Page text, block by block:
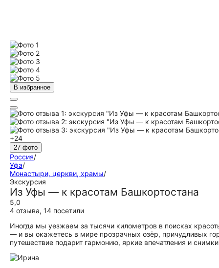
В избранное
+24
27 фото
Россия/
Уфа/
Монастыри, церкви, храмы/
Экскурсия
Из Уфы — к красотам Башкортостана
5,0
4 отзыва, 14 посетили
Иногда мы уезжаем за тысячи километров в поисках
— и вы окажетесь в мире прозрачных озёр, причудливых
путешествие подарит гармонию, яркие впечатления и